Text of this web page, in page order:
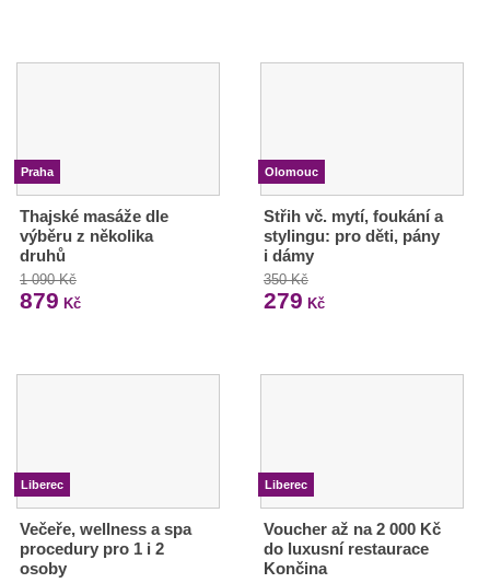
Praha
Thajské masáže dle
výběru z několika
druhů
1 090 Kč
879 Kč
Olomouc
Střih vč. mytí, foukání a
stylingu: pro děti, pány
i dámy
350 Kč
279 Kč
Liberec
Večeře, wellness a spa
procedury pro 1 i 2
osoby
Liberec
Voucher až na 2 000 Kč
do luxusní restaurace
Končina